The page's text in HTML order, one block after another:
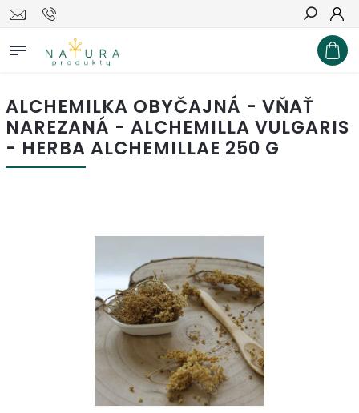
Hľadať
ALCHEMILKA OBYČAJNÁ - VŇAŤ
NAREZANÁ - ALCHEMILLA VULGARIS
- HERBA ALCHEMILLAE 250 G